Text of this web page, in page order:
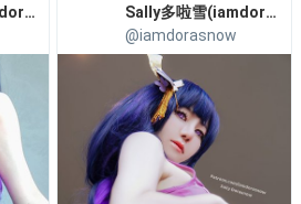
Sally多啦雪(iamdorasnow)
Sally多啦雪(iamdorasnow)
@iamdorasnow